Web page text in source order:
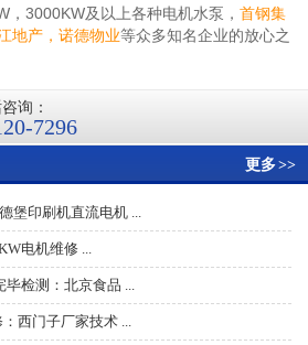
，3000KW及以上各种电机水泵， 首钢集
地产，诺德物业等众多知名企业的放心之
询：
7296
更多>>
堡印刷机直流电机 ...
电机维修 ...
检测：北京食品 ...
西门子厂家技术 ...